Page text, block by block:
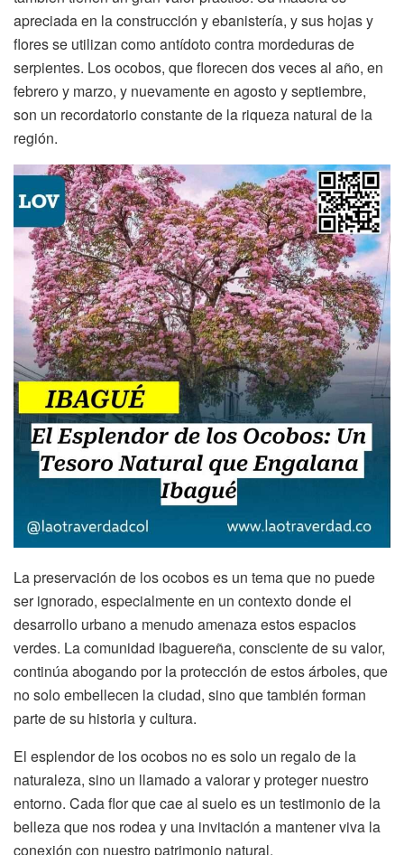
apreciada en la construcción y ebanistería, y sus hojas y
flores se utilizan como antídoto contra mordeduras de
serpientes. Los ocobos, que florecen dos veces al año, en
febrero y marzo, y nuevamente en agosto y septiembre,
son un recordatorio constante de la riqueza natural de la
región.
La preservación de los ocobos es un tema que no puede
ser ignorado, especialmente en un contexto donde el
desarrollo urbano a menudo amenaza estos espacios
verdes. La comunidad ibaguereña, consciente de su valor,
continúa abogando por la protección de estos árboles, que
no solo embellecen la ciudad, sino que también forman
parte de su historia y cultura.
El esplendor de los ocobos no es solo un regalo de la
naturaleza, sino un llamado a valorar y proteger nuestro
entorno. Cada flor que cae al suelo es un testimonio de la
belleza que nos rodea y una invitación a mantener viva la
conexión con nuestro patrimonio natural.